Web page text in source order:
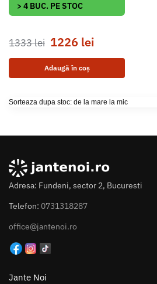
> 4 BUC. PE STOC
1333lei 1226 lei
Adaugă în coș
Adresa: Fundeni, sector 2, Bucuresti
Telefon: 0731318287
office@jantenoi.ro
Jante Noi